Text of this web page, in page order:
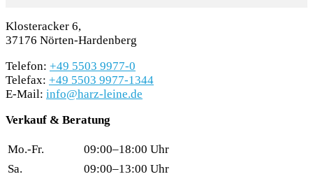
Klosteracker 6,
37176 Nörten-Hardenberg
Telefon: +49 5503 9977-0
Telefax: +49 5503 9977-1344
E-Mail: info@harz-leine.de
Verkauf & Beratung
Mo.-Fr.
09:00–18:00 Uhr
Sa.
09:00–13:00 Uhr